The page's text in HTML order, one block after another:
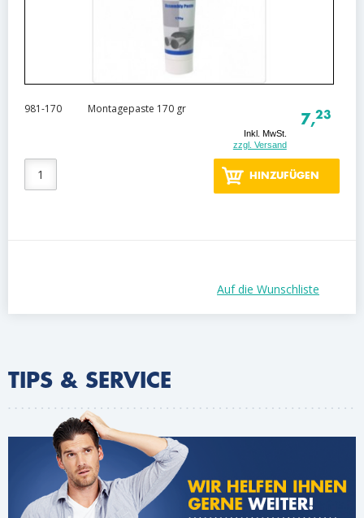
981-170 Montagepaste 170 gr
7,23
Inkl. MwSt.
zzgl. Versand
HINZUFÜGEN
Auf die Wunschliste
TIPS & SERVICE